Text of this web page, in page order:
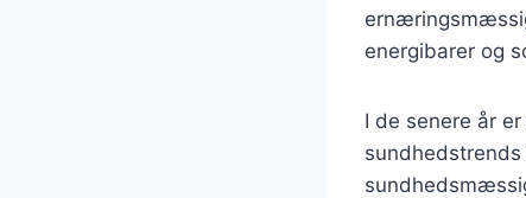
energibarer og
I de senere år